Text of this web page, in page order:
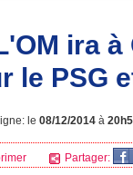
ira
le PSG
le 08/12/2014 à
Partager: